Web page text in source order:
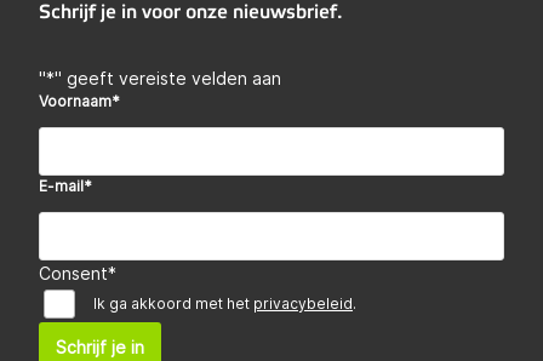
Schrijf je in voor onze nieuwsbrief.
"*" geeft vereiste velden aan
Voornaam*
E-mail*
Consent*
Ik ga akkoord met het privacybeleid.
Schrijf je in